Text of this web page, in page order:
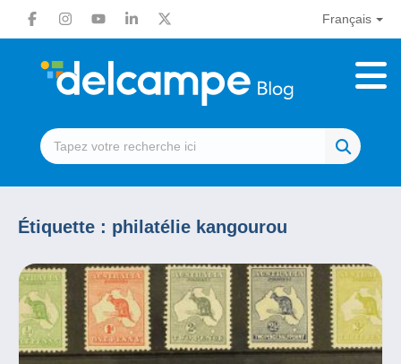
Français
Étiquette : philatélie kangourou